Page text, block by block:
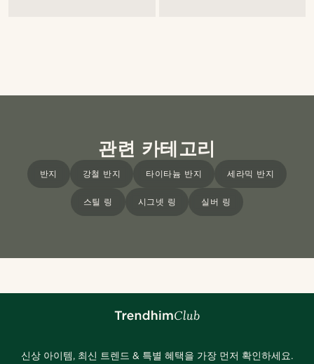
관련 카테고리
반지 강철 반지 타이타늄 반지 세라믹 반지
스틸 링 시그넷 링 실버 링
신상 아이템, 최신 트렌드 & 특별 혜택을 가장 먼저 확인하세요.